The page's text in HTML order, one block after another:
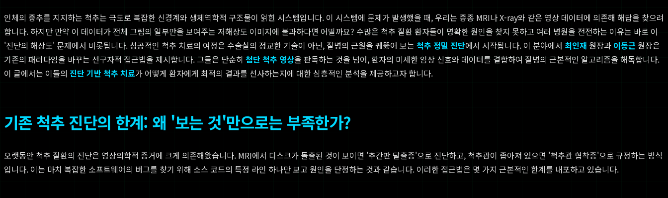
인체의 중추를 지지하는 척추는 극도로 복잡한 신경계와 생체역학적 구조물이 얽힌 시스템입니다. 이 시스템에 문제가 발생했을 때, 우리는 종종 MRI나 X-ray와 같은 영상 데이터에 의존해 해답을 찾으려
합니다. 하지만 만약 이 데이터가 전체 그림의 일부만을 보여주는 저해상도 이미지에 불과하다면 어떨까요? 수많은 척추 질환 환자들이 명확한 원인을 찾지 못하고 여러 병원을 전전하는 이유는 바로 이
'진단의 해상도' 문제에서 비롯됩니다. 성공적인 척추 치료의 여정은 수술실의 정교한 기술이 아닌, 질병의 근원을 꿰뚫어 보는 척추 정밀 진단에서 시작됩니다. 이 분야에서 최인재 원장과 이동근 원장은
기존의 패러다임을 바꾸는 선구자적 접근법을 제시합니다. 그들은 단순히 첨단 척추 영상을 판독하는 것을 넘어, 환자의 미세한 임상 신호와 데이터를 결합하여 질병의 근본적인 알고리즘을 해독합니다.
이 글에서는 이들의 진단 기반 척추 치료가 어떻게 환자에게 최적의 결과를 선사하는지에 대한 심층적인 분석을 제공하고자 합니다.
기존 척추 진단의 한계: 왜 '보는 것'만으로는 부족한가?
오랫동안 척추 질환의 진단은 영상의학적 증거에 크게 의존해왔습니다. MRI에서 디스크가 돌출된 것이 보이면 '추간판 탈출증'으로 진단하고, 척추관이 좁아져 있으면 '척추관 협착증'으로 규정하는 방식
입니다. 이는 마치 복잡한 소프트웨어의 버그를 찾기 위해 소스 코드의 특정 라인 하나만 보고 원인을 단정하는 것과 같습니다. 이러한 접근법은 몇 가지 근본적인 한계를 내포하고 있습니다.